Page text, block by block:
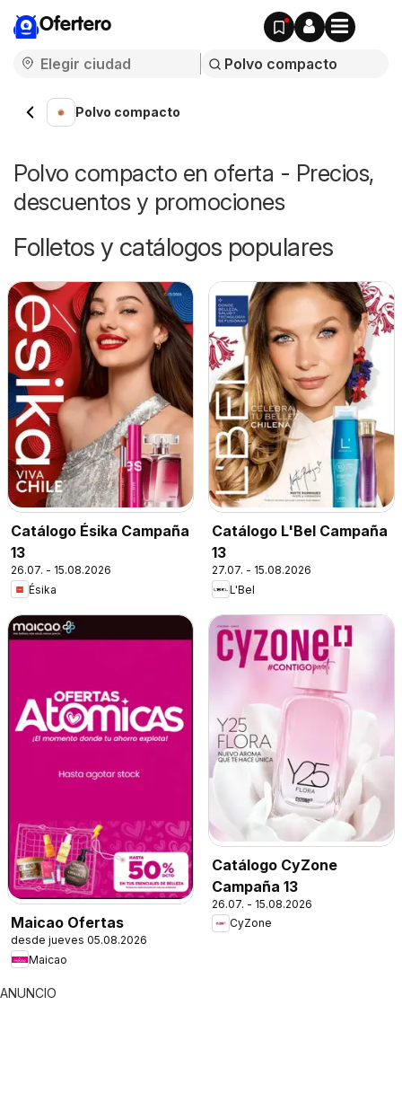
Ofertero
Polvo compacto
Polvo compacto en oferta - Precios,
descuentos y promociones
Folletos y catálogos populares
Catálogo Ésika Campaña
13
26.07. - 15.08.2026
Ésika
Catálogo L'Bel Campaña
13
27.07. - 15.08.2026
L'Bel
Maicao Ofertas
desde jueves 05.08.2026
Maicao
Catálogo CyZone
Campaña 13
26.07. - 15.08.2026
CyZone
ANUNCIO